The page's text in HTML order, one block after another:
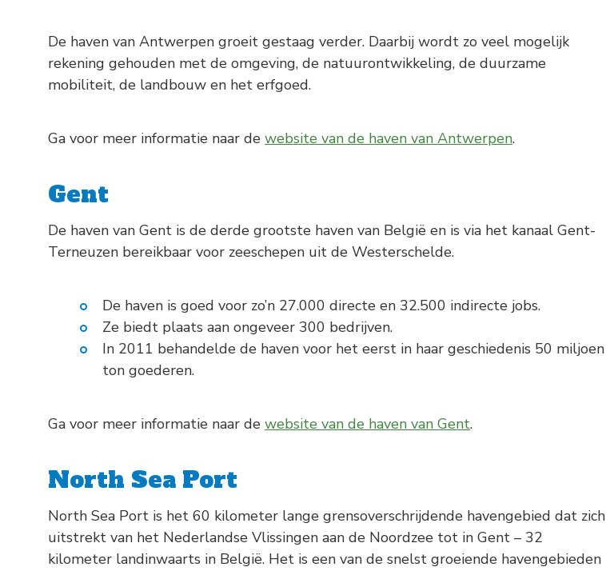
De haven van Antwerpen groeit gestaag verder. Daarbij wordt zo veel mogelijk
rekening gehouden met de omgeving, de natuurontwikkeling, de duurzame
mobiliteit, de landbouw en het erfgoed.
Ga voor meer informatie naar de website van de haven van Antwerpen.
Gent
De haven van Gent is de derde grootste haven van België en is via het kanaal Gent-
Terneuzen bereikbaar voor zeeschepen uit de Westerschelde.
De haven is goed voor zo’n 27.000 directe en 32.500 indirecte jobs.
Ze biedt plaats aan ongeveer 300 bedrijven.
In 2011 behandelde de haven voor het eerst in haar geschiedenis 50 miljoen
ton goederen.
Ga voor meer informatie naar de website van de haven van Gent.
North Sea Port
North Sea Port is het 60 kilometer lange grensoverschrijdende havengebied dat zich
uitstrekt van het Nederlandse Vlissingen aan de Noordzee tot in Gent – 32
kilometer landinwaarts in België. Het is een van de snelst groeiende havengebieden